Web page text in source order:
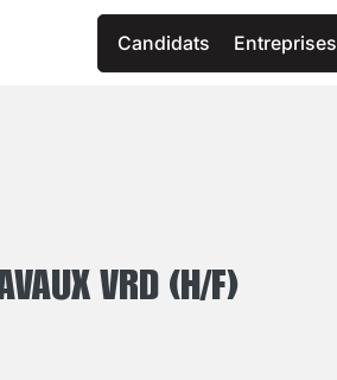
Candidats Entreprises
VRD (H/F)